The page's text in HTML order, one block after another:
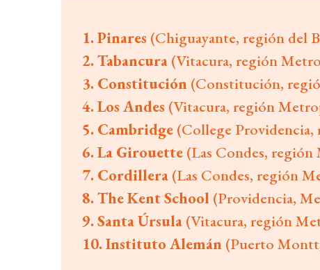
1. Pinares (Chiguayante, región del
2. Tabancura (Vitacura, región
3. Constitución (Constitución,
4. Los Andes (Vitacura, región
5. Cambridge (College
6. La Girouette (Las Condes,
7. Cordillera (Las Condes, región
8. The Kent School (Providencia,
9. Santa Úrsula (Vitacura, región
10. Instituto Alemán (Puerto